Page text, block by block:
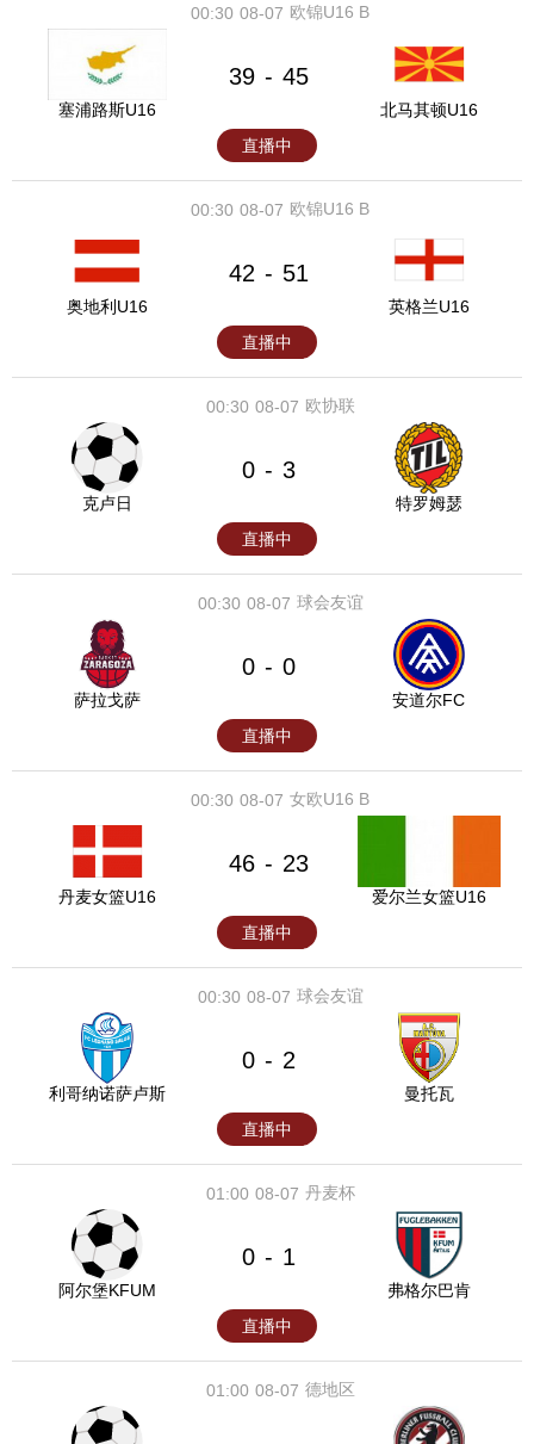
08-07
00:30 欧锦U16 B
塞浦路斯U16
39 - 45
北马其顿U16
直播中
08-07
00:30 欧锦U16 B
奥地利U16
42 - 51
英格兰U16
直播中
08-07
00:30 欧协联
克卢日
0 - 3
特罗姆瑟
直播中
08-07
00:30 球会友谊
萨拉戈萨
0 - 0
安道尔FC
直播中
08-07
00:30 女欧U16 B
丹麦女篮U16
46 - 23
爱尔兰女篮U16
直播中
08-07
00:30 球会友谊
利哥纳诺萨卢斯
0 - 2
曼托瓦
直播中
08-07
01:00 丹麦杯
阿尔堡KFUM
0 - 1
弗格尔巴肯
直播中
08-07
01:00 德地区